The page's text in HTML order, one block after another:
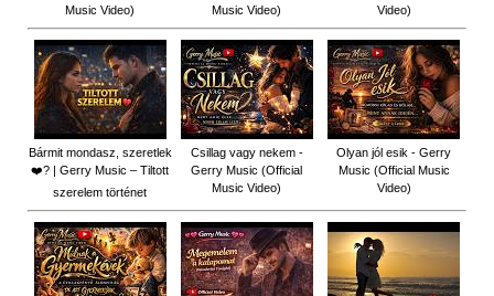
Music Video) Music Video) Video)
Bármit mondasz, szeretlek
❤️‍? | Gerry Music – Tiltott
szerelem történet
Csillag vagy nekem -
Gerry Music (Official
Music Video)
Olyan jól esik - Gerry
Music (Official Music
Video)